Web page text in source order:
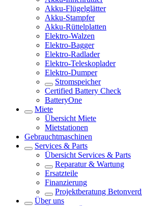
Akku-Flügelglätter
Akku-Stampfer
Akku-Rüttelplatten
Elektro-Walzen
Elektro-Bagger
Elektro-Radlader
Elektro-Teleskoplader
Elektro-Dumper
Stromspeicher
Certified Battery Check
BatteryOne
Miete
Übersicht Miete
Mietstationen
Gebrauchtmaschinen
Services & Parts
Übersicht Services & Parts
Reparatur & Wartung
Ersatzteile
Finanzierung
Projektberatung
Über uns